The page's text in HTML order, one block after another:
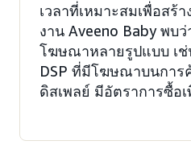
เวลาที่เหมาะสมเพื่อสร้
งาน Aveeno Baby พบ
โฆษณาหลายรูปแบบ เช่
DSP ที่มีโฆษณาบนกา
ดิสเพลย์ มีอัตราการซื้อ